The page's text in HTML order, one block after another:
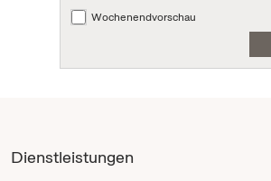
Wochenendvorschau
Dienstleistungen